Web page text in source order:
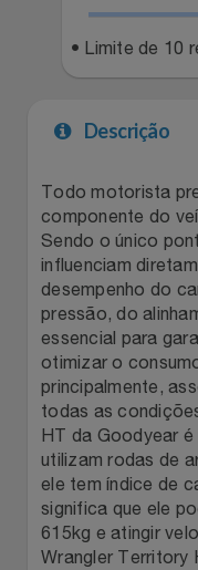
Jogos E Consoles
Malas E Mochilas
Mercado
Móveis
Natal
Notebooks E Tablet
Óculos
Papelaria
Páscoa
Meu Resgate
Mondial
Mormaii
Natura
Netshoes
Oster
Perfumes &
Ponto Frio
Portal Das Malas
Renner
Sams Club
• Limite de 10
Descrição
Todo motorista
componente do
Sendo o único
influenciam
desempenho do
pressão, do
essencial para
otimizar o
principalmente,
todas as
HT da Goodyear
utilizam rodas de
ele tem índice de
significa que ele
615kg e atingir
Wrangler Territory